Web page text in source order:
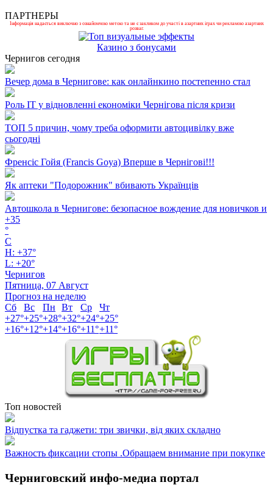
ПАРТНЕРЫ
Інформація надається виключно з ознайомчою метою та не є закликом до участі в азартних іграх чи рекламою азартних
розваг.
Казино з бонусами
Чернигов сегодня
Вечер дома в Чернигове: как онлайнкино постепенно стал
Роль ІТ у відновленні економіки Чернігова після кризи
ТОП 5 причин, чому треба оформити автоцивілку вже
сьогодні
Френсіс Гойя (Francis Goya) Вперше в Чернігові!!!
Як аптеки "Подорожник" вбивають Українців
Автошкола в Чернигове: безопасное вождение для новичков и
+35
°
C
H: +37°
L: +20°
Чернигов
Пятница, 07 Август
Прогноз на неделю
Сб
Вс Пн Вт Ср
Чт
+27°+25°+28°+32°+24°+25°
+16°+12°+14°+16°+11°+11°
Топ новостей
Відпустка та гаджети: три звички, від яких складно
Важность фиксации стопы .Обращаем внимание при покупке
Черниговский инфо-медиа портал